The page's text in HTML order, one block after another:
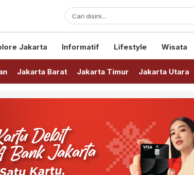
Disini!
Jakarta Informatif Lifestyle Wisata
Jakarta Barat Jakarta Timur Jakarta Utara